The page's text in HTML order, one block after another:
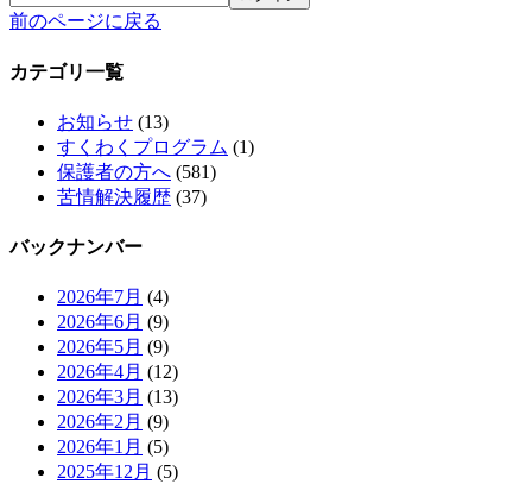
前のページに戻る
カテゴリ一覧
お知らせ (13)
すくわくプログラム (1)
保護者の方へ (581)
苦情解決履歴 (37)
バックナンバー
2026年7月 (4)
2026年6月 (9)
2026年5月 (9)
2026年4月 (12)
2026年3月 (13)
2026年2月 (9)
2026年1月 (5)
2025年12月 (5)